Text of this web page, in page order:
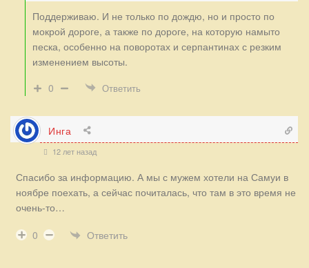
Поддерживаю. И не только по дождю, но и просто по
мокрой дороге, а также по дороге, на которую намыто
песка, особенно на поворотах и серпантинах с резким
изменением высоты.
0
Ответить
Инга
12 лет назад
Спасибо за информацию. А мы с мужем хотели на Самуи в
ноябре поехать, а сейчас почиталась, что там в это время не
очень-то…
0
Ответить